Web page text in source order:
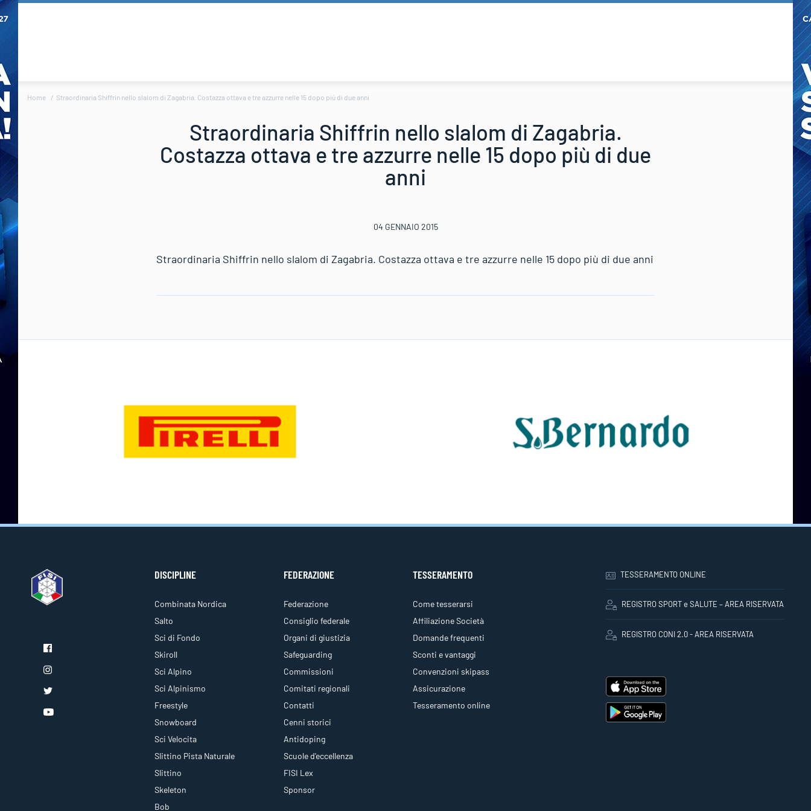
Home Straordinaria Shiffrin nello slalom di Zagabria. Costazza ottava e tre azzurre nelle 15 dopo più di due anni
Straordinaria Shiffrin nello slalom di Zagabria.
Costazza ottava e tre azzurre nelle 15 dopo più di due
anni
04 GENNAIO 2015
Straordinaria Shiffrin nello slalom di Zagabria. Costazza ottava e tre azzurre nelle 15 dopo più di due anni
DISCIPLINE
Combinata Nordica
Salto
Sci di Fondo
Skiroll
Sci Alpino
Sci Alpinismo
Freestyle
Snowboard
Sci Velocita
Slittino Pista Naturale
Slittino
Skeleton
Bob
FEDERAZIONE
Federazione
Consiglio federale
Organi di giustizia
Safeguarding
Commissioni
Comitati regionali
Contatti
Cenni storici
Antidoping
Scuole d'eccellenza
FISI Lex
Sponsor
TESSERAMENTO
Come tesserarsi
Affiliazione Società
Domande frequenti
Sconti e vantaggi
Convenzioni skipass
Assicurazione
Tesseramento online
TESSERAMENTO ONLINE
REGISTRO SPORT e SALUTE – AREA RISERVATA
REGISTRO CONI 2.0 - AREA RISERVATA